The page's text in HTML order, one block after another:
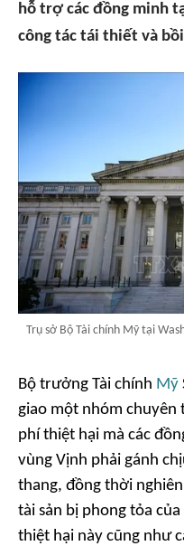
hỗ trợ các đồng minh
công tác tái thiết và
Trụ sở Bộ Tài chính Mỹ tại
Bộ trưởng Tài chính Mỹ
giao một nhóm chuyên
phí thiệt hại mà các
vùng Vịnh phải gánh
thang, đồng thời
tài sản bị phong tỏa
thiệt hại này cũng như